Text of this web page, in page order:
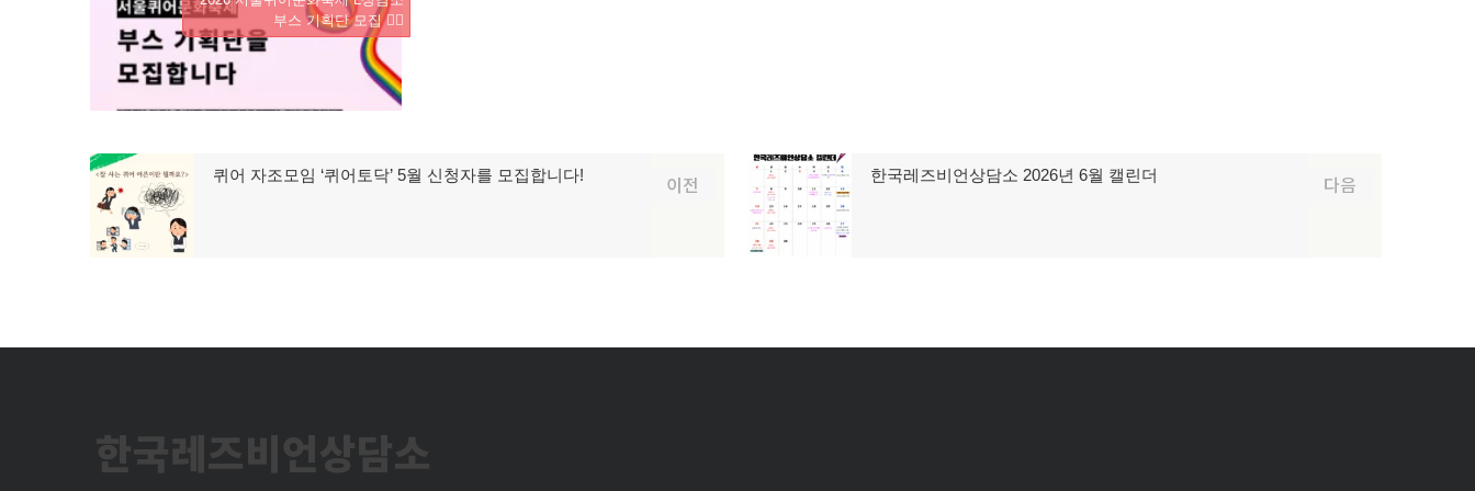
부스 기획단 모집 🏳️‍🌈
글
탐
색
이전
이
전
글:
퀴어 자조모임 ‘퀴어토닥’ 5월 신청자를 모집합니다! 다음
다
음
글:
한국레즈비언상담소 2026년 6월 캘린더
한국레즈비언상담소